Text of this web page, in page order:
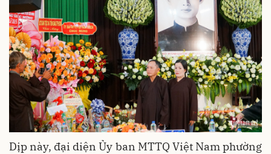
Dịp này, đại diện Ủy ban MTTQ Việt Nam phường